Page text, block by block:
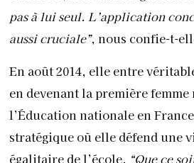
pas à lui seul. L’application
aussi cruciale”, nous confie-t-
En août 2014, elle entre
en devenant la première
l’Éducation nationale en
stratégique où elle défend une
égalitaire de l’école. “Que ce